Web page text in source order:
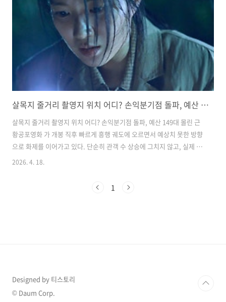
에서 설명하기 어려운 존재를 마주하게 되는 이야기예요.김혜윤, 이종원
배우가 중심이 되어 사건을 이끌어가고 있고요, 실제 존재하는 장소를 배
살목지 줄거리 촬영지 위치 어디? 손익분기점 돌파, 예산 149대 몰린 근황
살목지 줄거리 촬영지 위치 어디? 손익분기점 돌파, 예산 149대 몰린 근
황공포영화 가 개봉 직후 빠르게 흥행 궤도에 오르면서 예상치 못한 방향
으로 화제를 이어가고 있다. 단순히 관객 수 상승에 그치지 않고, 실제 촬
영지까지 관심이 확산되면서 이른바 ‘공포 핫플’ 현상이 벌어진 것이다. ​
현실에서도 영화 같은 상황이 펼쳐지고 있다. 이번 글에서는 영화 줄거리
2026. 4. 18.
1
Designed by 티스토리
© Daum Corp.